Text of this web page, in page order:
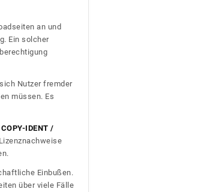
an und
Ein solcher
Nutzer fremder
müssen. Es
COPY-IDENT /
Einbußen.
über viele Fälle